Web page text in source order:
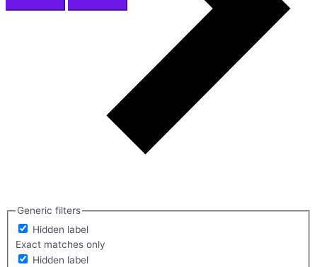
Generic filters
Hidden label
Exact matches only
Hidden label